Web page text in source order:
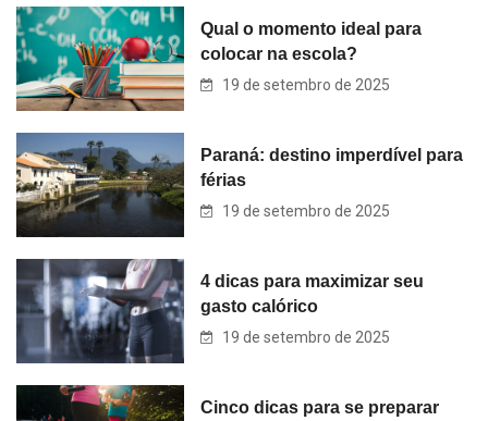
Qual o momento ideal para
colocar na escola?
19 de setembro de 2025
Paraná: destino imperdível para
férias
19 de setembro de 2025
4 dicas para maximizar seu
gasto calórico
19 de setembro de 2025
Cinco dicas para se preparar